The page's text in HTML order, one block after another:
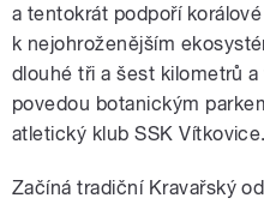
a tentokrát podpoří
k nejohroženějším
dlouhé tři a šest kilometrů
povedou botanickým
atletický klub SSK
Začíná tradiční Kravařský